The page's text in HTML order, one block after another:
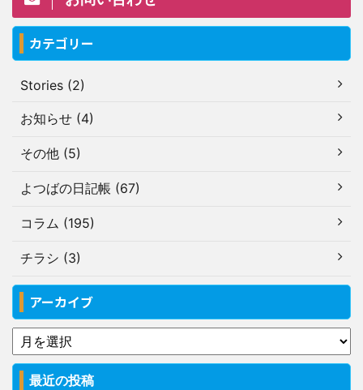
カテゴリー
Stories (2)
お知らせ (4)
その他 (5)
よつばの日記帳 (67)
コラム (195)
チラシ (3)
アーカイブ
最近の投稿